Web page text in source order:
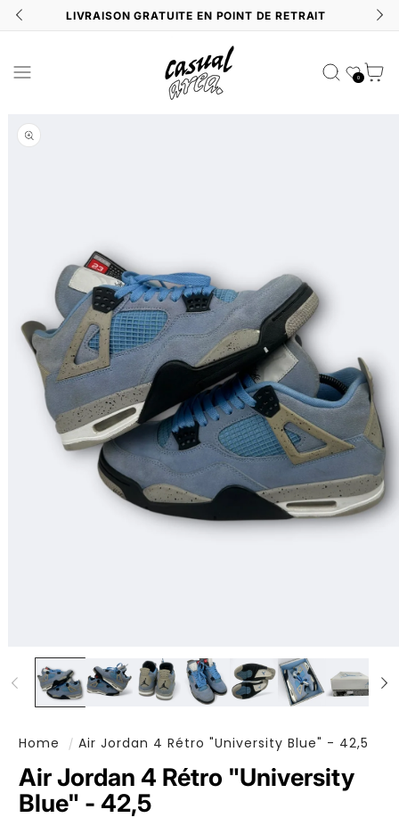
LIVRAISON GRATUITE EN POINT DE RETRAIT
Liste de 0
Panier
Home Air Jordan 4 Rétro "University Blue" - 42,5
Air Jordan 4 Rétro "University
Blue" - 42,5